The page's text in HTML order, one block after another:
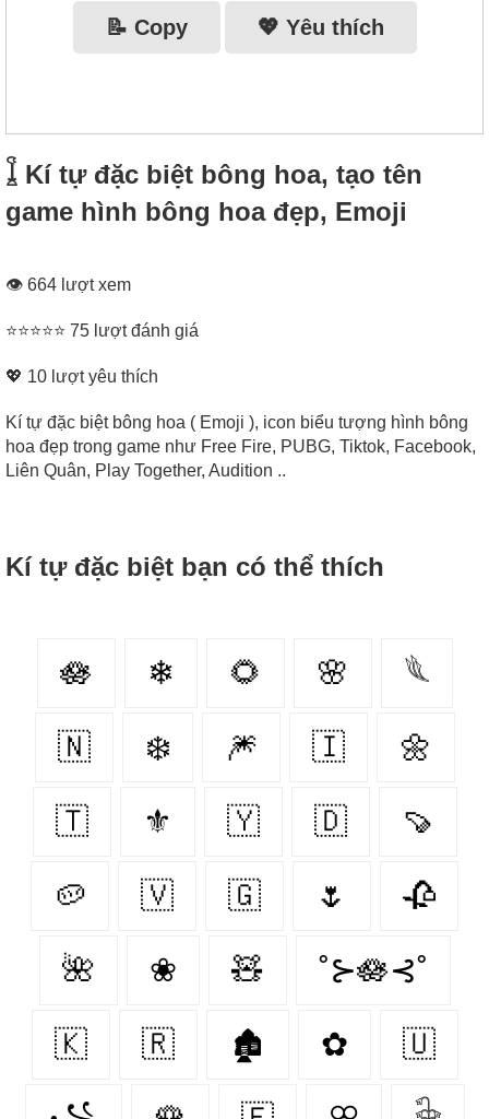
📝 Copy 💖 Yêu thích
𓆼 Kí tự đặc biệt bông hoa, tạo tên
game hình bông hoa đẹp, Emoji
👁 664 lượt xem
⭐⭐⭐⭐⭐ 75 lượt đánh giá
💖 10 lượt yêu thích
Kí tự đặc biệt bông hoa ( Emoji ), icon biểu tượng hình bông
hoa đẹp trong game như Free Fire, PUBG, Tiktok, Facebook,
Liên Quân, Play Together, Audition ..
Kí tự đặc biệt bạn có thể thích
🪷 ❄ 🌻 🌸 𓆰
🇳‌ ❄️ 🎆 🇮‌ 🌼
🇹‌ ⚜ 🇾‌ 🇩‌ 🍠
🥔 🇻‌ 🇬‌ 🌷 🥀
🌺 ❀ 🧸 ˚⊱🪷⊰˚
🇰‌ 🇷‌ 🏚 ✿ 🇺‌